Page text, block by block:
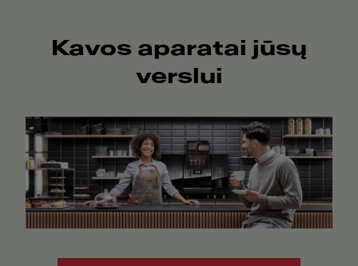
Kavos aparatai jūsų
verslui​